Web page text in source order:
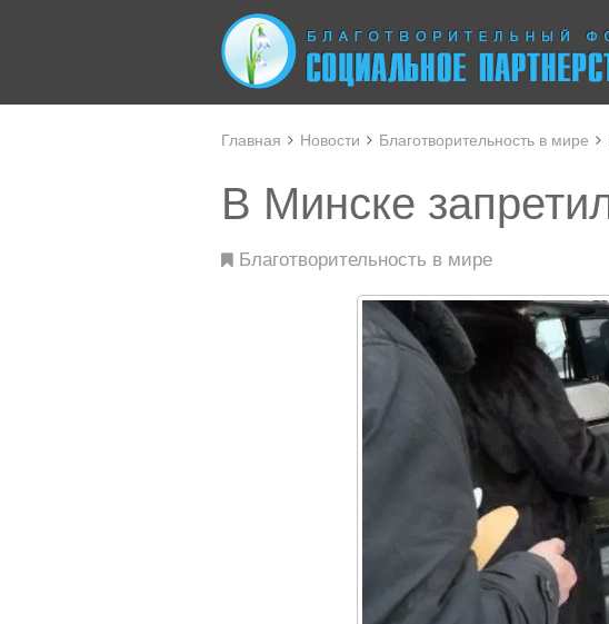
Главная Новости Благотворительность в мире
В Минске
Благотворительность в мире